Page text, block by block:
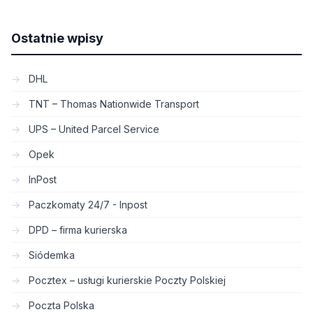
Ostatnie wpisy
DHL
TNT – Thomas Nationwide Transport
UPS – United Parcel Service
Opek
InPost
Paczkomaty 24/7 - Inpost
DPD – firma kurierska
Siódemka
Pocztex – usługi kurierskie Poczty Polskiej
Poczta Polska